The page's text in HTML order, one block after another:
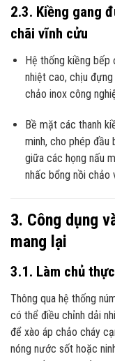
2.3. Kiềng gang
chãi vĩnh cửu
Hệ thống kiềng bếp
nhiệt cao, chịu
chảo inox công
Bề mặt các thanh
minh, cho phép
giữa các họng nấu
nhấc bổng nồi chảo
3. Công dụng
mang lại
3.1. Làm chủ
Thông qua hệ thống
có thể điều chỉnh dải
để xào áp chảo cháy
nóng nước sốt hoặc